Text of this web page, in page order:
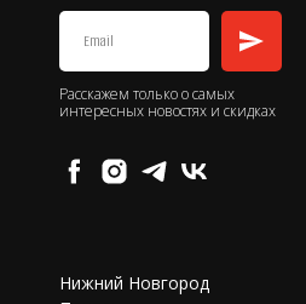
Расскажем только о самых
интересных новостях и скидках
Нижний Новгород